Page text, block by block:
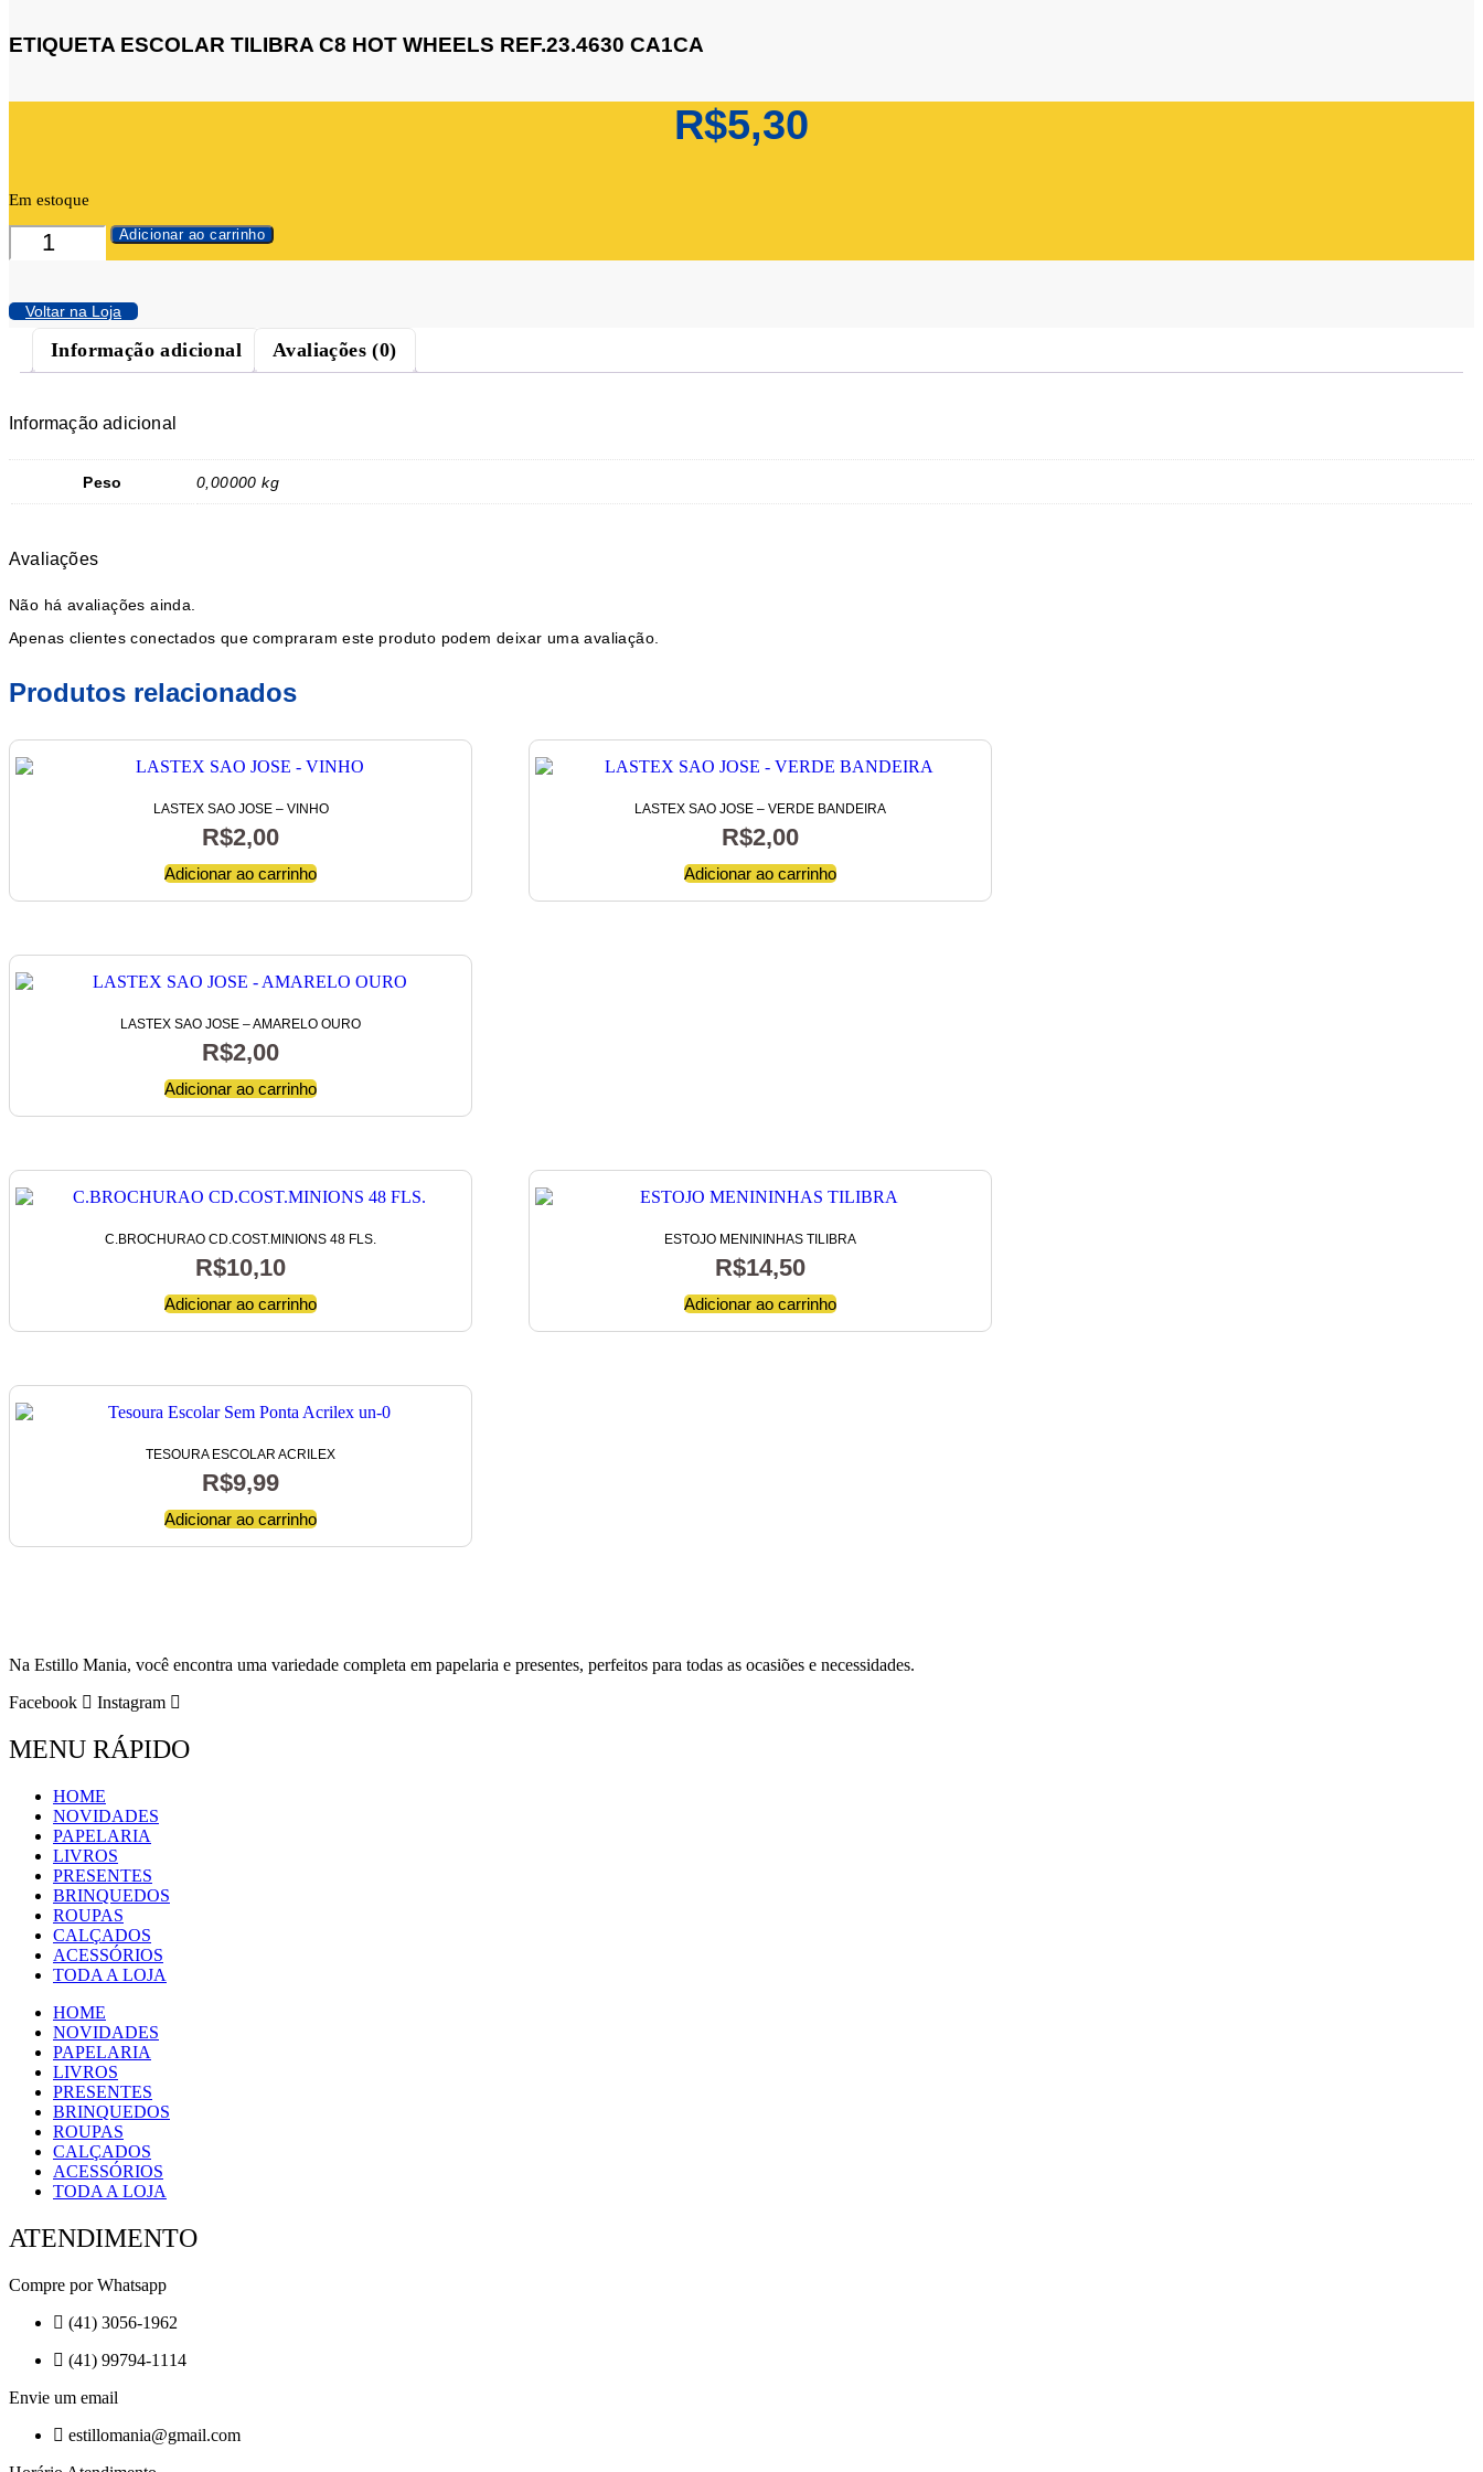
ETIQUETA ESCOLAR TILIBRA C8 HOT WHEELS REF.23.4630 CA1CA
R$5,30
Em estoque
ETIQUETA
ESCOLAR
HOT
WHEELS
REF.23.4630
CA1CA
Adicionar ao carrinho
Voltar na Loja
Informação adicional Avaliações (0)
Informação adicional
Peso 0,00000 kg
Avaliações
Não há avaliações ainda.
Apenas clientes conectados que compraram este produto podem deixar uma avaliação.
Produtos relacionados
LASTEX SAO JOSE – VINHO
R$2,00
Adicionar ao carrinho
LASTEX SAO JOSE – VERDE BANDEIRA
R$2,00
Adicionar ao carrinho
LASTEX SAO JOSE – AMARELO OURO
R$2,00
Adicionar ao carrinho
C.BROCHURAO CD.COST.MINIONS 48 FLS.
R$10,10
Adicionar ao carrinho
ESTOJO MENININHAS TILIBRA
R$14,50
Adicionar ao carrinho
TESOURA ESCOLAR ACRILEX
R$9,99
Adicionar ao carrinho
Na Estillo Mania, você encontra uma variedade completa em papelaria e presentes, perfeitos para todas as ocasiões e necessidades.
Facebook
Instagram
MENU RÁPIDO
HOME
NOVIDADES
PAPELARIA
LIVROS
PRESENTES
BRINQUEDOS
ROUPAS
CALÇADOS
ACESSÓRIOS
TODA A LOJA
HOME
NOVIDADES
PAPELARIA
LIVROS
PRESENTES
BRINQUEDOS
ROUPAS
CALÇADOS
ACESSÓRIOS
TODA A LOJA
ATENDIMENTO
Compre por Whatsapp
(41) 3056-1962
(41) 99794-1114
Envie um email
estillomania@gmail.com